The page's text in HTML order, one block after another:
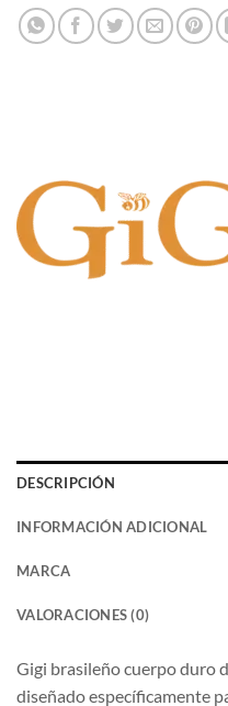
DESCRIPCIÓN
INFORMACIÓN ADICIONAL
MARCA
VALORACIONES (0)
Gigi brasileño cuerpo duro
diseñado específicamente